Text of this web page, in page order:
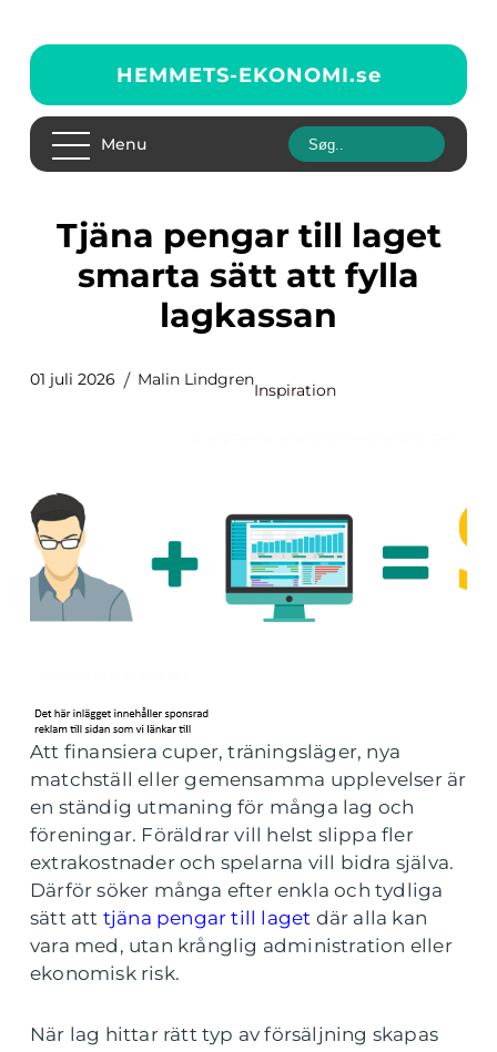
HEMMETS-EKONOMI.se
Menu
Tjäna pengar till laget
smarta sätt att fylla
lagkassan
01 juli 2026 Malin Lindgren
Inspiration
Att finansiera cuper, träningsläger, nya
matchställ eller gemensamma upplevelser är
en ständig utmaning för många lag och
föreningar. Föräldrar vill helst slippa fler
extrakostnader och spelarna vill bidra själva.
Därför söker många efter enkla och tydliga
sätt att tjäna pengar till laget där alla kan
vara med, utan krånglig administration eller
ekonomisk risk.
När lag hittar rätt typ av försäljning skapas